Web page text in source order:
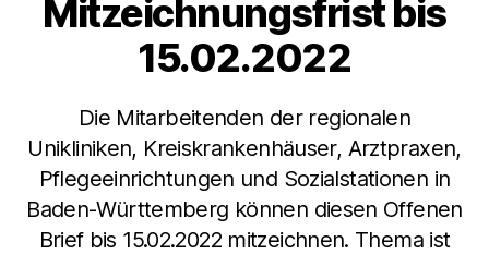
Mitzeichnungsfrist bis
15.02.2022
Die Mitarbeitenden der regionalen
Unikliniken, Kreiskrankenhäuser, Arztpraxen,
Pflegeeinrichtungen und Sozialstationen in
Baden-Württemberg können diesen Offenen
Brief bis 15.02.2022 mitzeichnen. Thema ist